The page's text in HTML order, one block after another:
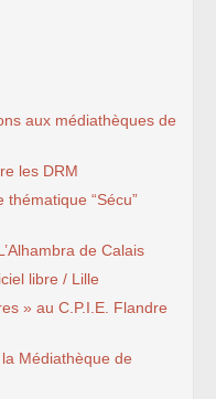
aux médiathèques de
les DRM
“Sécu”
de Calais
libre / Lille
» au C.P.I.E. Flandre
Médiathèque de